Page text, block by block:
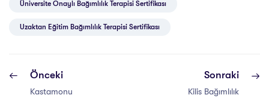
Üniversite Onaylı Bağımlılık Terapisi Sertifikası
Uzaktan Eğitim Bağımlılık Terapisi Sertifikası
Önceki
Kastamonu
Sonraki
Kilis Bağımlılık